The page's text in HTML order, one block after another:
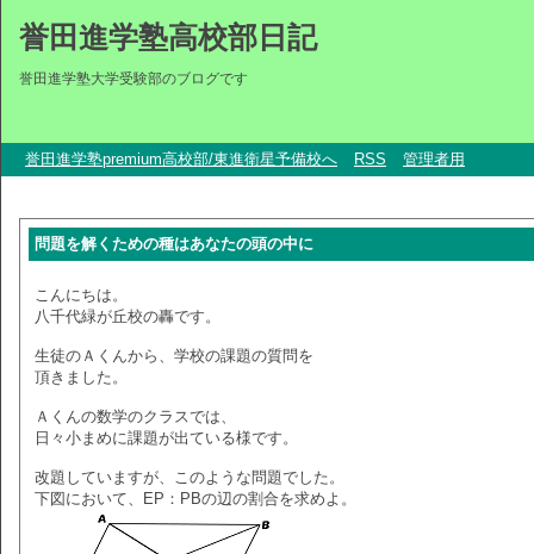
誉田進学塾高校部日記
誉田進学塾大学受験部のブログです
誉田進学塾premium高校部/東進衛星予備校へ RSS 管理者用
問題を解くための種はあなたの頭の中に
こんにちは。
八千代緑が丘校の轟です。
生徒のＡくんから、学校の課題の質問を
頂きました。
Ａくんの数学のクラスでは、
日々小まめに課題が出ている様です。
改題していますが、このような問題でした。
下図において、EP：PBの辺の割合を求めよ。